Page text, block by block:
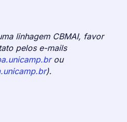
linhagem CBMAI, favor
pelos e-mails
ou
).